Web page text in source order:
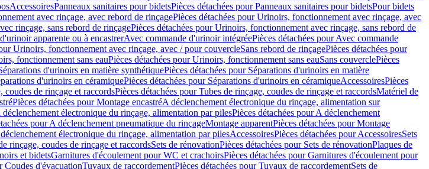
AccessoiresPanneaux sanitaires pour bidetsPièces détachées pour Panneaux sanitaires pour bidetsPour bidets
avec rinçage, avec rebord de rinçagePièces détachées pour Urinoirs, fonctionnement avec rinçage, avec
rinçage, sans rebord de rinçagePièces détachées pour Urinoirs, fonctionnement avec rinçage, sans rebord de
apparente ou à encastrerAvec commande d'urinoir intégréePièces détachées pour Avec commande
Urinoirs, fonctionnement avec rinçage, avec / pour couvercleSans rebord de rinçagePièces détachées pour
fonctionnement sans eauPièces détachées pour Urinoirs, fonctionnement sans eauSans couverclePièces
d'urinoirs en matière synthétiquePièces détachées pour Séparations d'urinoirs en matière
d'urinoirs en céramiquePièces détachées pour Séparations d'urinoirs en céramiqueAccessoiresPièces
coudes de rinçage et raccordsPièces détachées pour Tubes de rinçage, coudes de rinçage et raccordsMatériel de
Pièces détachées pour Montage encastréA déclenchement électronique du rinçage, alimentation sur
déclenchement électronique du rinçage, alimentation par pilesPièces détachées pour A déclenchement
pour A déclenchement pneumatique du rinçageMontage apparentPièces détachées pour Montage
électronique du rinçage, alimentation par pilesAccessoiresPièces détachées pour AccessoiresSets
rinçage, coudes de rinçage et raccordsSets de rénovationPièces détachées pour Sets de rénovationPlaques de
et bidetsGarnitures d'écoulement pour WC et crachoirsPièces détachées pour Garnitures d'écoulement pour
Coudes d'évacuationTuyaux de raccordementPièces détachées pour Tuyaux de raccordementSets de